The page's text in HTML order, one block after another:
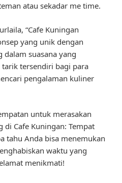
atau sekadar me time.
“Cafe Kuningan
yang unik dengan
dalam suasana yang
tersendiri bagi para
pengalaman kuliner
untuk merasakan
di Cafe Kuningan: Tempat
tahu Anda bisa menemukan
waktu yang
menikmati!